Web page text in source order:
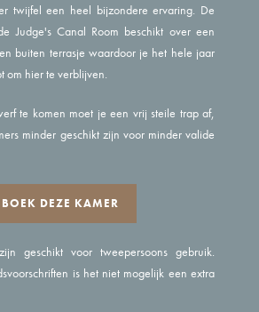
twijfel een heel bijzondere ervaring. De
Judge's Canal Room beschikt over een
buiten terrasje waardoor je het hele jaar
om hier te verblijven.
te komen moet je een vrij steile trap af,
minder geschikt zijn voor minder valide
BOEK DEZE KAMER
geschikt voor tweepersoons gebruik.
is het niet mogelijk een extra